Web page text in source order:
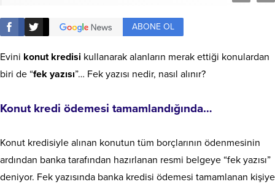
ABONE OL
Evini konut kredisi kullanarak alanların merak ettiği konulardan
biri de “fek yazısı”… Fek yazısı nedir, nasıl alınır?
Konut kredi ödemesi tamamlandığında…
Konut kredisiyle alınan konutun tüm borçlarının ödenmesinin
ardından banka tarafından hazırlanan resmi belgeye “fek yazısı”
deniyor. Fek yazısında banka kredisi ödemesi tamamlanan kişiye